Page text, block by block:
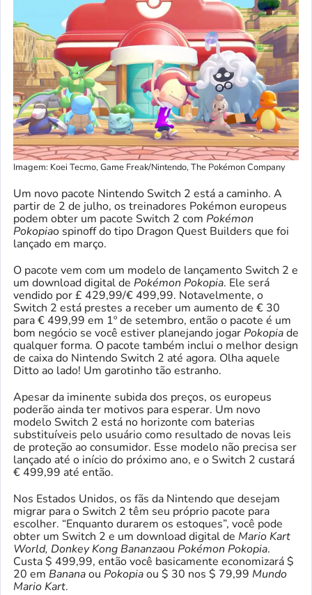
Imagem: Koei Tecmo, Game Freak/Nintendo, The Pokémon Company
Um novo pacote Nintendo Switch 2 está a caminho. A
partir de 2 de julho, os treinadores Pokémon europeus
podem obter um pacote Switch 2 com Pokémon
Pokopiao spinoff do tipo Dragon Quest Builders que foi
lançado em março.
O pacote vem com um modelo de lançamento Switch 2 e
um download digital de Pokémon Pokopia. Ele será
vendido por £ 429,99/€ 499,99. Notavelmente, o
Switch 2 está prestes a receber um aumento de € 30
para € 499,99 em 1º de setembro, então o pacote é um
bom negócio se você estiver planejando jogar Pokopiade
qualquer forma. O pacote também inclui o melhor design
de caixa do Nintendo Switch 2 até agora. Olha aquele
Ditto ao lado! Um garotinho tão estranho.
Apesar da iminente subida dos preços, os europeus
poderão ainda ter motivos para esperar. Um novo
modelo Switch 2 está no horizonte com baterias
substituíveis pelo usuário como resultado de novas leis
de proteção ao consumidor. Esse modelo não precisa ser
lançado até o início do próximo ano, e o Switch 2 custará
€ 499,99 até então.
Nos Estados Unidos, os fãs da Nintendo que desejam
migrar para o Switch 2 têm seu próprio pacote para
escolher. “Enquanto durarem os estoques”, você pode
obter um Switch 2 e um download digital de Mario Kart
World, Donkey Kong Bananzaou Pokémon Pokopia.
Custa $ 499,99, então você basicamente economizará $
20 em Bananaou Pokopiaou $ 30 nos $ 79,99 Mundo
Mario Kart.